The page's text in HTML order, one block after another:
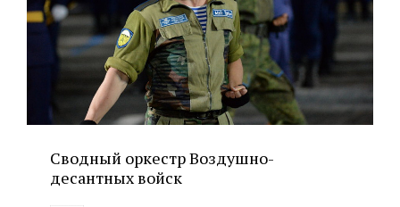
Сводный оркестр Воздушно-
десантных войск